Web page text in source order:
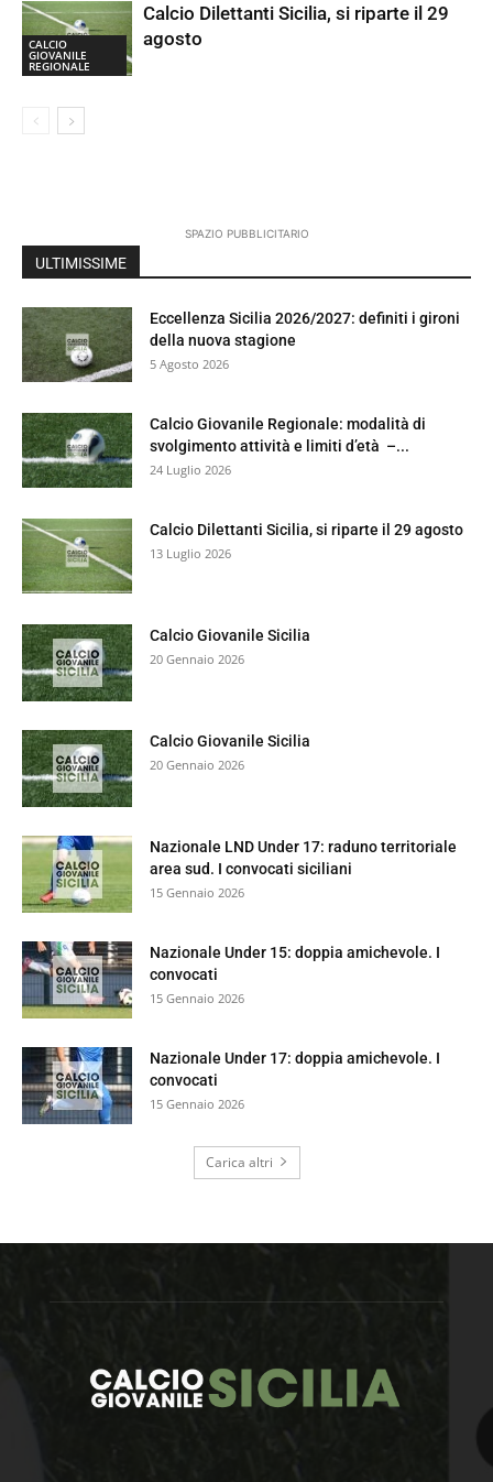
CALCIO
GIOVANILE
REGIONALE
Calcio Dilettanti Sicilia, si riparte il 29
agosto
SPAZIO PUBBLICITARIO
ULTIMISSIME
Eccellenza Sicilia 2026/2027: definiti i gironi
della nuova stagione
5 Agosto 2026
Calcio Giovanile Regionale: modalità di
svolgimento attività e limiti d’età –...
24 Luglio 2026
Calcio Dilettanti Sicilia, si riparte il 29 agosto
13 Luglio 2026
Calcio Giovanile Sicilia
20 Gennaio 2026
Calcio Giovanile Sicilia
20 Gennaio 2026
Nazionale LND Under 17: raduno territoriale
area sud. I convocati siciliani
15 Gennaio 2026
Nazionale Under 15: doppia amichevole. I
convocati
15 Gennaio 2026
Nazionale Under 17: doppia amichevole. I
convocati
15 Gennaio 2026
Carica altri